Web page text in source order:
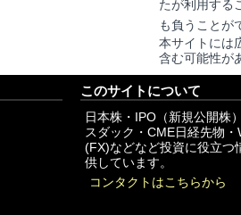
たが利用する
も負うことが
本サイトには
含む可能性が
このサイトについて
日本株・IPO（新規公開株
スダック・CME日経先物
(FX)などなど投資に役立つ
供しています。
コンタクトはこちらから